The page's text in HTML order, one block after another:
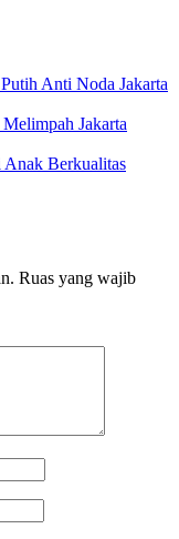
Anti Noda Jakarta
Jakarta
Anak Berkualitas
Ruas yang wajib